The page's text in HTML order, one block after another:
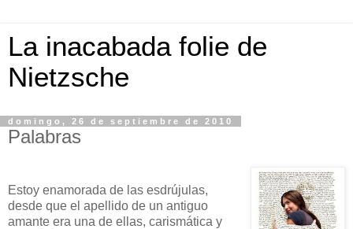
La inacabada folie de
Nietzsche
domingo, 26 de septiembre de 2010
Palabras
Estoy enamorada de las esdrújulas,
desde que el apellido de un antiguo
amante era una de ellas, carismática y